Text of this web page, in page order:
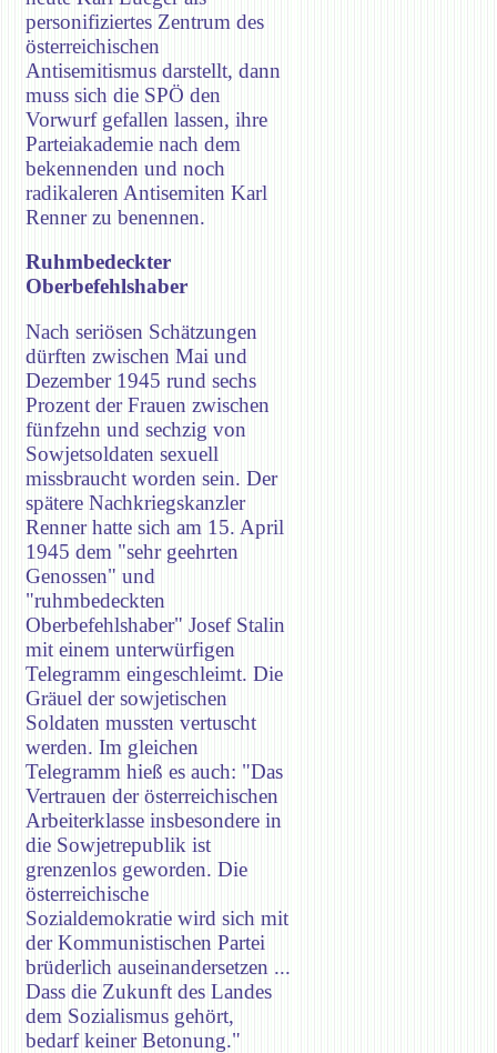
personifiziertes Zentrum des
österreichischen
Antisemitismus darstellt, dann
muss sich die SPÖ den
Vorwurf gefallen lassen, ihre
Parteiakademie nach dem
bekennenden und noch
radikaleren Antisemiten Karl
Renner zu benennen.
Ruhmbedeckter
Oberbefehlshaber
Nach seriösen Schätzungen
dürften zwischen Mai und
Dezember 1945 rund sechs
Prozent der Frauen zwischen
fünfzehn und sechzig von
Sowjetsoldaten sexuell
missbraucht worden sein. Der
spätere Nachkriegskanzler
Renner hatte sich am 15. April
1945 dem "sehr geehrten
Genossen" und
"ruhmbedeckten
Oberbefehlshaber" Josef Stalin
mit einem unterwürfigen
Telegramm eingeschleimt. Die
Gräuel der sowjetischen
Soldaten mussten vertuscht
werden. Im gleichen
Telegramm hieß es auch: "Das
Vertrauen der österreichischen
Arbeiterklasse insbesondere in
die Sowjetrepublik ist
grenzenlos geworden. Die
österreichische
Sozialdemokratie wird sich mit
der Kommunistischen Partei
brüderlich auseinandersetzen ...
Dass die Zukunft des Landes
dem Sozialismus gehört,
bedarf keiner Betonung."